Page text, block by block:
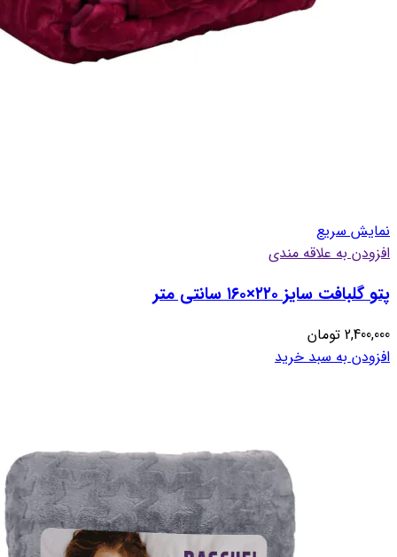
نمایش سریع
افزودن به علاقه مندی
پتو گلبافت سایز ۲۲۰×۱۶۰ سانتی متر
2,400,000 تومان
افزودن به سبد خرید